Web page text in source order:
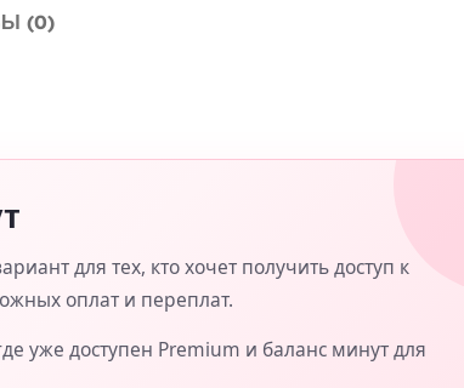
(0)
для тех, кто хочет получить доступ к
оплат и переплат.
уже доступен Premium и баланс минут для